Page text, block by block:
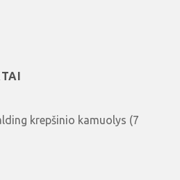
krepšinio kamuolys (7